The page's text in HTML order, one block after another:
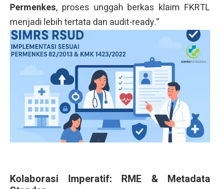
Permenkes, proses unggah berkas klaim FKRTL
menjadi lebih tertata dan audit-ready.”
Kolaborasi Imperatif: RME & Metadata